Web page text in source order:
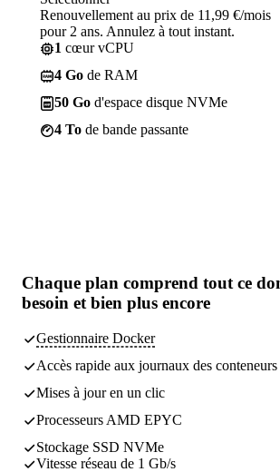
Renouvellement au prix de 11,99 €/mois
pour 2 ans. Annulez à tout instant.
1 cœur vCPU
4 Go de RAM
50 Go d'espace disque NVMe
4 To de bande passante
Chaque plan comprend tout ce
besoin et bien plus encore
Gestionnaire Docker
Accès rapide aux journaux des conteneurs
Mises à jour en un clic
Processeurs AMD EPYC
Stockage SSD NVMe
Vitesse réseau de 1 Gb/s